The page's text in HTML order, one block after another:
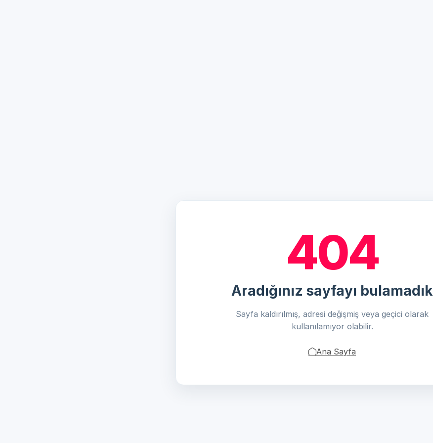
404
Aradığınız sayfayı bulamadık
Sayfa kaldırılmış, adresi değişmiş veya geçici olarak
kullanılamıyor olabilir.
Ana Sayfa